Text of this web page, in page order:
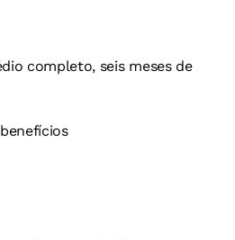
completo, seis meses de